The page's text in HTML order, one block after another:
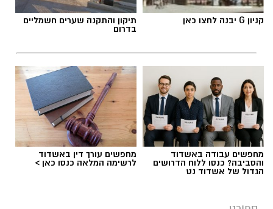
יש לכם מידע חשוב שטרם נחשף? צילומים מאירוע
חדשותי? מצאתם טעות בכתבה? נשמח שתשתפו
דודי תירם (צילום: מכבי יבנה)
קניון G יבנה לחצו כאן תיקון והתקנה שערים חשמליים
בדרום
מחפשים עבודה באשדוד
והסביבה? כנסו ללוח הדרושים
הגדול של אשדוד נט
מחפשים עורך דין באשדוד
לרשימה המלאה כנסו כאן >